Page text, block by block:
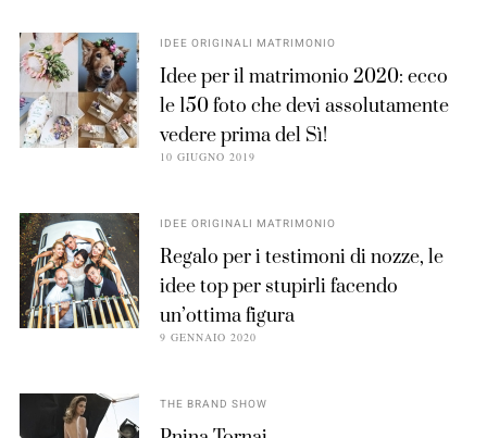
IDEE ORIGINALI MATRIMONIO
Idee per il matrimonio 2020: ecco
le 150 foto che devi assolutamente
vedere prima del Sì!
10 GIUGNO 2019
IDEE ORIGINALI MATRIMONIO
Regalo per i testimoni di nozze, le
idee top per stupirli facendo
un’ottima figura
9 GENNAIO 2020
THE BRAND SHOW